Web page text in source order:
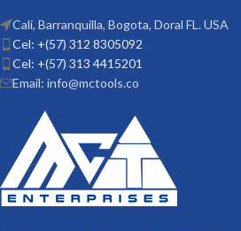
Cali, Barranquilla, Bogota, Doral FL. USA
Cel: +(57) 312 8305092
Cel: +(57) 313 4415201
Email: info@mctools.co